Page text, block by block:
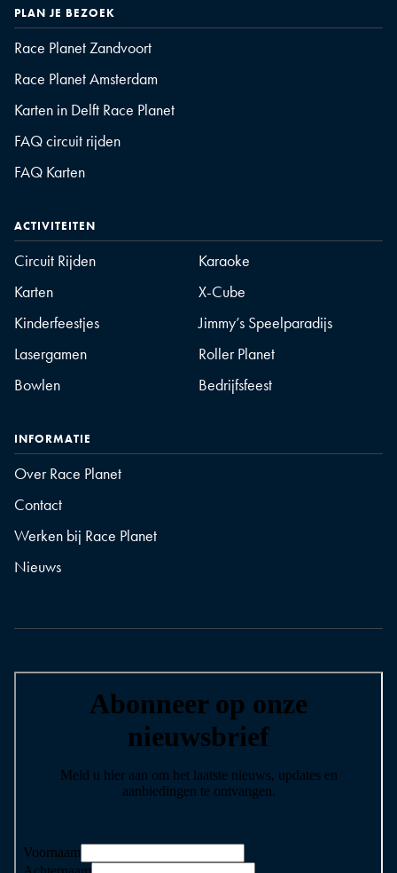
PLAN JE BEZOEK
Race Planet Zandvoort
Race Planet Amsterdam
Karten in Delft Race Planet
FAQ circuit rijden
FAQ Karten
ACTIVITEITEN
Circuit Rijden
Karaoke
Karten
X-Cube
Kinderfeestjes
Jimmy’s Speelparadijs
Lasergamen
Roller Planet
Bowlen
Bedrijfsfeest
INFORMATIE
Over Race Planet
Contact
Werken bij Race Planet
Nieuws